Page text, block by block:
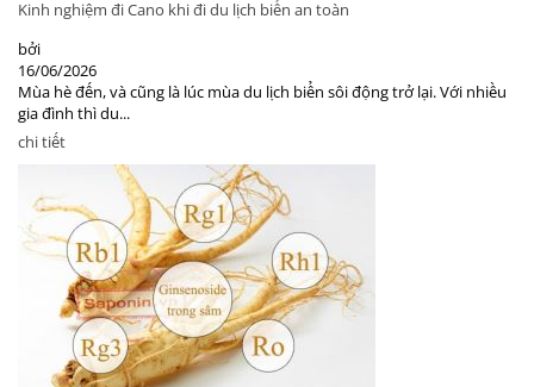
Kinh nghiệm đi Cano khi đi du lịch biển an toàn
bởi
16/06/2026
Mùa hè đến, và cũng là lúc mùa du lịch biển sôi động trở lại. Với nhiều
gia đình thì du...
chi tiết